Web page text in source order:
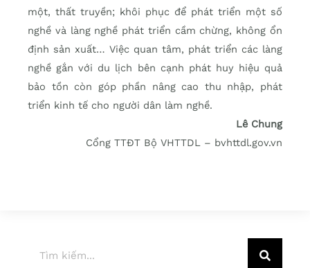
một, thất truyền; khôi phục để phát triển một số
nghề và làng nghề phát triển cầm chừng, không ổn
định sản xuất… Việc quan tâm, phát triển các làng
nghề gắn với du lịch bên cạnh phát huy hiệu quả
bảo tồn còn góp phần nâng cao thu nhập, phát
triển kinh tế cho người dân làm nghề.
Lê Chung
Cổng TTĐT Bộ VHTTDL – bvhttdl.gov.vn